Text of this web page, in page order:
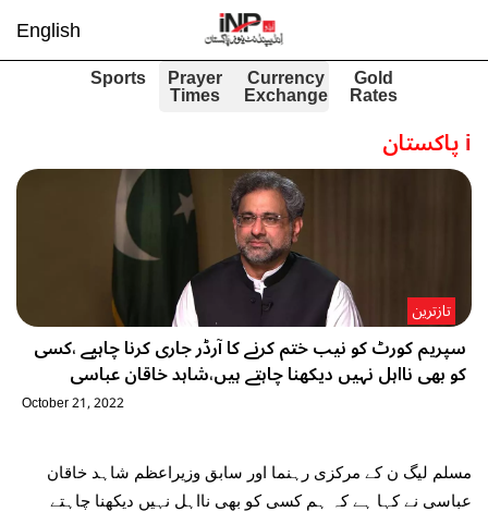
English
Gold
Rates
Currency
Exchange
Prayer
Times
Sports
iپاکستان
سپریم کورٹ کو نیب ختم کرنے کا آرڈر جاری کرنا چاہیے ،کسی
کو بھی نااہل نہیں دیکھنا چاہتے ہیں،شاہد خاقان عباسی
تازترین
October 21, 2022
مسلم لیگ ن کے مرکزی رہنما اور سابق وزیراعظم شاہد خاقان
عباسی نے کہا ہے کہ ہم کسی کو بھی نااہل نہیں دیکھنا چاہتے